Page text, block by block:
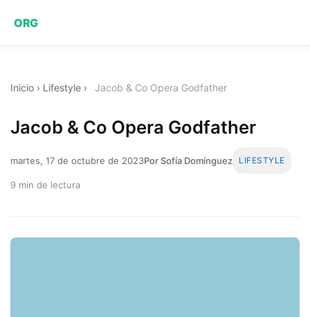
ORG
Inicio › Lifestyle › Jacob & Co Opera Godfather
Jacob & Co Opera Godfather
martes, 17 de octubre de 2023Por Sofía Domínguez LIFESTYLE
9 min de lectura